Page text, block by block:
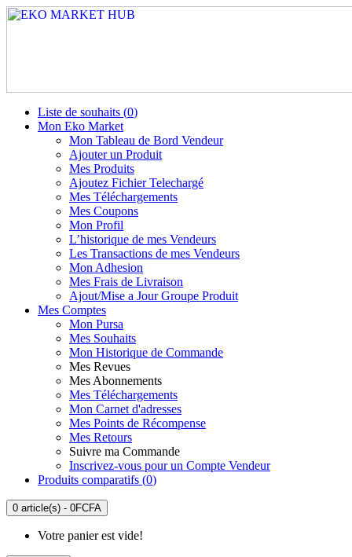
Liste de souhaits (0)
Mon Eko Market
Mon Tableau de Bord Vendeur
Ajouter un Produit
Mes Produits
Ajoutez Fichier Telechargé
Mes Téléchargements
Mes Coupons
Mon Profil
L’historique de mes Vendeurs
Les Transactions de mes Vendeurs
Mon Adhesion
Mes Frais de Livraison
Ajout/Mise a Jour Groupe Produit
Mes Comptes
Mon Pursa
Mes Souhaits
Mon Historique de Commande
Mes Revues
Mes Abonnements
Mes Téléchargements
Mon Carnet d'adresses
Mes Points de Récompense
Mes Retours
Suivre ma Commande
Inscrivez-vous pour un Compte Vendeur
Produits comparatifs (0)
0 article(s) - 0FCFA
Votre panier est vide!